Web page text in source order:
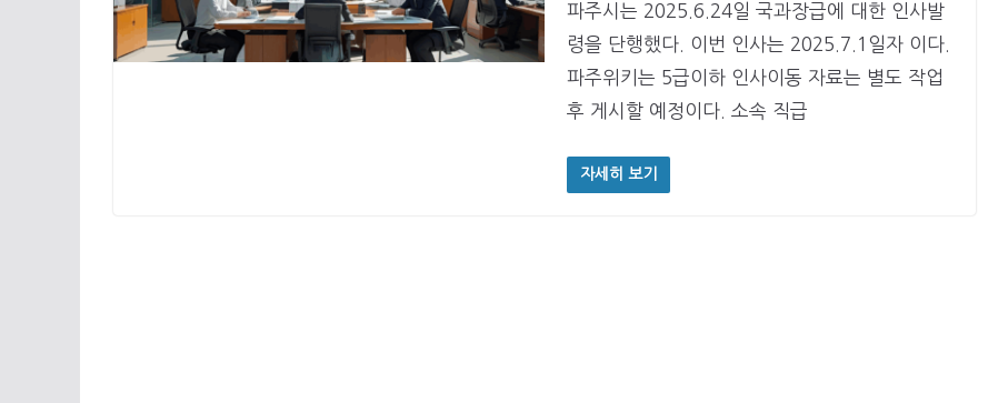
파주시는 2025.6.24일 국과장급에 대한 인사발
령을 단행했다. 이번 인사는 2025.7.1일자 이다.
파주위키는 5급이하 인사이동 자료는 별도 작업
후 게시할 예정이다. 소속 직급
자세히 보기